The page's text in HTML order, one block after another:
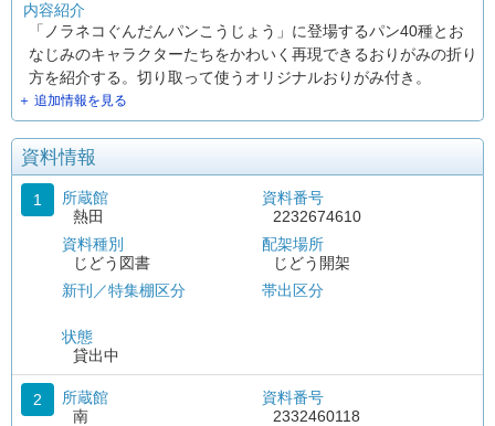
内容紹介
「ノラネコぐんだんパンこうじょう」に登場するパン40種とお
なじみのキャラクターたちをかわいく再現できるおりがみの折り
方を紹介する。切り取って使うオリジナルおりがみ付き。
＋ 追加情報を見る
資料情報
1
所蔵館
熱田
資料種別
じどう図書
新刊／特集棚区分
状態
貸出中
資料番号
2232674610
配架場所
じどう開架
帯出区分
2
所蔵館
南
資料番号
2332460118